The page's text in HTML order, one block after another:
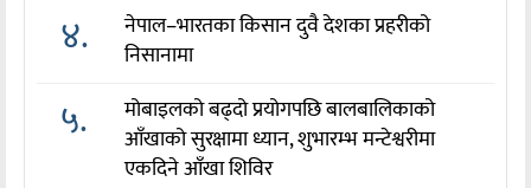
४.
नेपाल–भारतका किसान दुवै देशका प्रहरीको
निसानामा
५.
मोबाइलको बढ्दो प्रयोगपछि बालबालिकाको
आँखाको सुरक्षामा ध्यान, शुभारम्भ मन्टेश्वरीमा
एकदिने आँखा शिविर